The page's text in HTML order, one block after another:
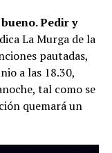
Pedir y
La Murga de la
pautadas,
a las 18.30,
tal como se
quemará un